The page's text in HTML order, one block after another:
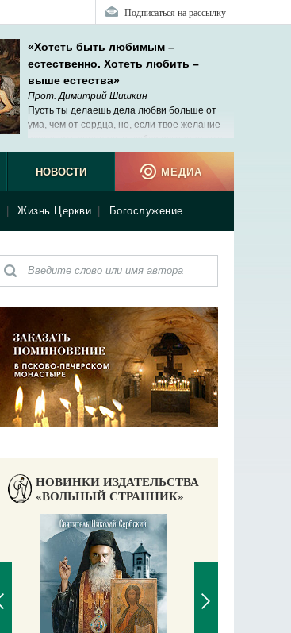
Подписаться на рассылку
«Хотеть быть любимым –
естественно. Хотеть любить –
выше естества»
Прот. Димитрий Шишкин
Пусть ты делаешь дела любви больше от
ума, чем от сердца, но, если твое желание
уже начало твоей сопричастности Христу.
Жизнь Церкви Богослужение
НОВОСТИ МЕДИА
НОВИНКИ ИЗДАТЕЛЬСТВА
«ВОЛЬНЫЙ СТРАННИК»